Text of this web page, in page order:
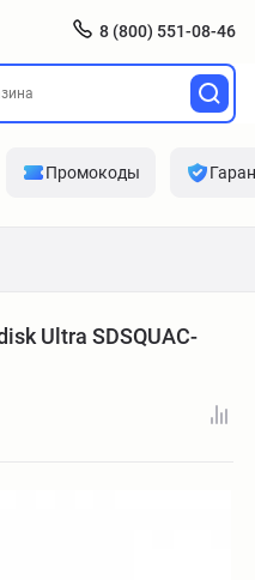
8 (800) 551-08-46
Промокоды
Ultra SDSQUAC-